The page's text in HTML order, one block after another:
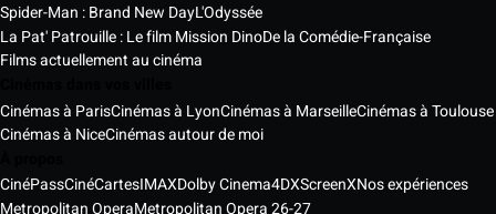
Spider-Man : Brand New DayL'Odyssée
La Pat' Patrouille : Le film Mission DinoDe la Comédie-Française
Films actuellement au cinéma
Cinémas à ParisCinémas à LyonCinémas à MarseilleCinémas à Toulouse
Cinémas à NiceCinémas autour de moi
CinéPassCinéCartesIMAXDolby Cinema4DXScreenXNos expériences
Metropolitan OperaMetropolitan Opera 26-27